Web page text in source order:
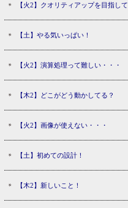
【火2】クオリティアップを目指して
【土】やる気いっぱい！
【火2】演算処理って難しい・・・
【木2】どこがどう動かしてる？
【火2】画像が使えない・・・
【土】初めての設計！
【木2】新しいこと！